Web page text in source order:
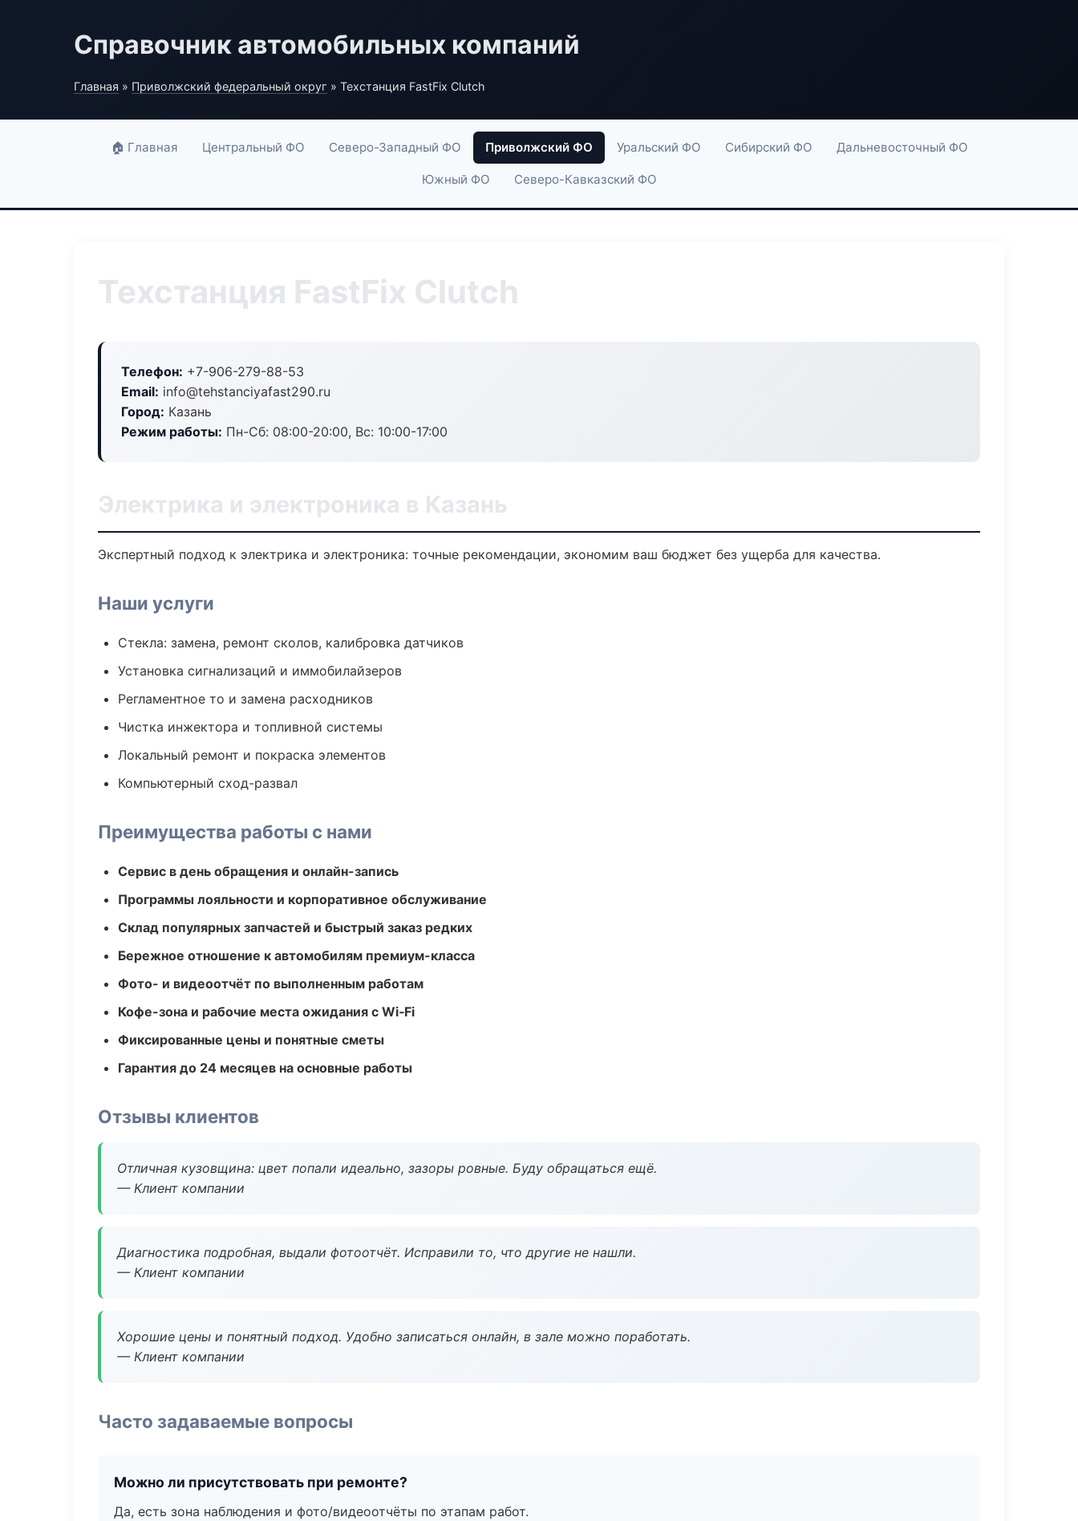
Справочник автомобильных компаний
Главная » Приволжский федеральный округ » Техстанция FastFix Clutch
🏠 Главная Центральный ФО Северо-Западный ФО Приволжский ФО Уральский ФО Сибирский ФО Дальневосточный ФО
Южный ФО Северо-Кавказский ФО
Техстанция FastFix Clutch
Телефон: +7-906-279-88-53
Email: info@tehstanciyafast290.ru
Город: Казань
Режим работы: Пн-Сб: 08:00-20:00, Вс: 10:00-17:00
Электрика и электроника в Казань
Экспертный подход к электрика и электроника: точные рекомендации, экономим ваш бюджет без ущерба для качества.
Наши услуги
Стекла: замена, ремонт сколов, калибровка датчиков
Установка сигнализаций и иммобилайзеров
Регламентное то и замена расходников
Чистка инжектора и топливной системы
Локальный ремонт и покраска элементов
Компьютерный сход-развал
Преимущества работы с нами
Сервис в день обращения и онлайн-запись
Программы лояльности и корпоративное обслуживание
Склад популярных запчастей и быстрый заказ редких
Бережное отношение к автомобилям премиум-класса
Фото- и видеоотчёт по выполненным работам
Кофе-зона и рабочие места ожидания с Wi‑Fi
Фиксированные цены и понятные сметы
Гарантия до 24 месяцев на основные работы
Отзывы клиентов
Отличная кузовщина: цвет попали идеально, зазоры ровные. Буду обращаться ещё.
— Клиент компании
Диагностика подробная, выдали фотоотчёт. Исправили то, что другие не нашли.
— Клиент компании
Хорошие цены и понятный подход. Удобно записаться онлайн, в зале можно поработать.
— Клиент компании
Часто задаваемые вопросы
Можно ли присутствовать при ремонте?
Да, есть зона наблюдения и фото/видеоотчёты по этапам работ.